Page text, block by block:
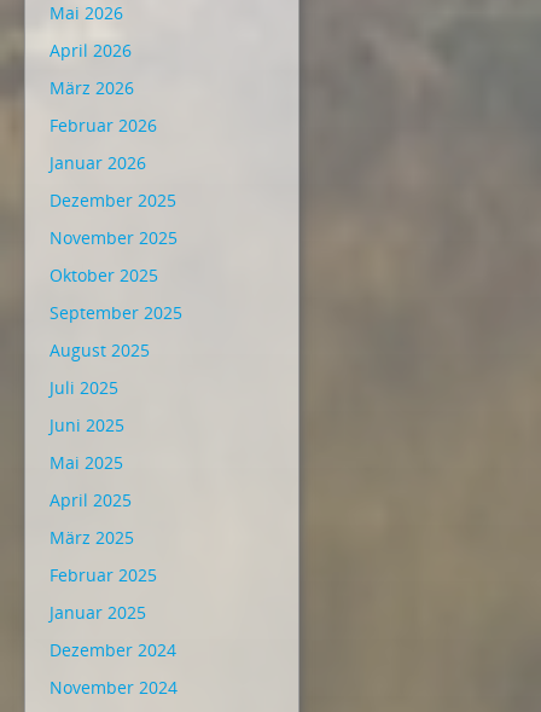
Mai 2026
April 2026
März 2026
Februar 2026
Januar 2026
Dezember 2025
November 2025
Oktober 2025
September 2025
August 2025
Juli 2025
Juni 2025
Mai 2025
April 2025
März 2025
Februar 2025
Januar 2025
Dezember 2024
November 2024